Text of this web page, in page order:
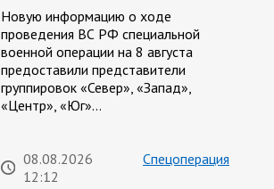
Новую информацию о ходе
проведения ВС РФ специальной
военной операции на 8 августа
предоставили представители
группировок «Север», «Запад»,
«Центр», «Юг»…
08.08.2026
12:12
Спецоперация